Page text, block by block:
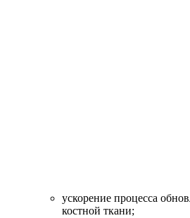
ускорение процесса
костной ткани;